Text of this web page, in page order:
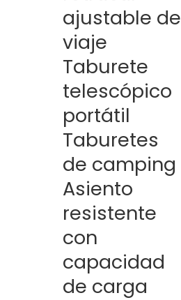
ajustable de
viaje
Taburete
telescópico
portátil
Taburetes
de camping
Asiento
resistente
con
capacidad
de carga